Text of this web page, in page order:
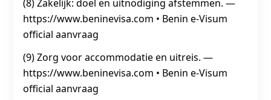
(8) Zakelijk: doel en uitnodiging afstemmen. —
https://www.beninevisa.com • Benin e‑Visum
official aanvraag
(9) Zorg voor accommodatie en uitreis. —
https://www.beninevisa.com • Benin e‑Visum
official aanvraag